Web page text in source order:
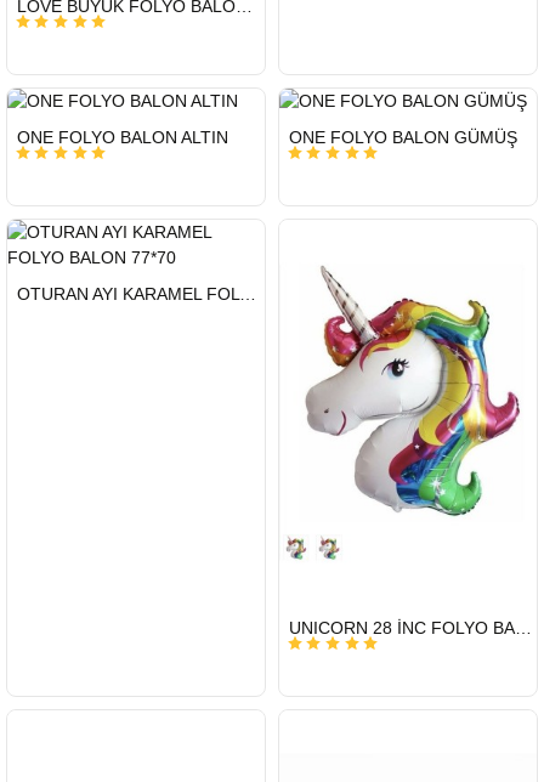
GÖNDERİ
GÖNDERİ
ONE FOLYO BALON ALTIN
GÖNDERİ
ONE FOLYO BALON GÜMÜŞ
GÖNDERİ
GÖNDERİ
UNICORN 28 İNC FOLYO BALON